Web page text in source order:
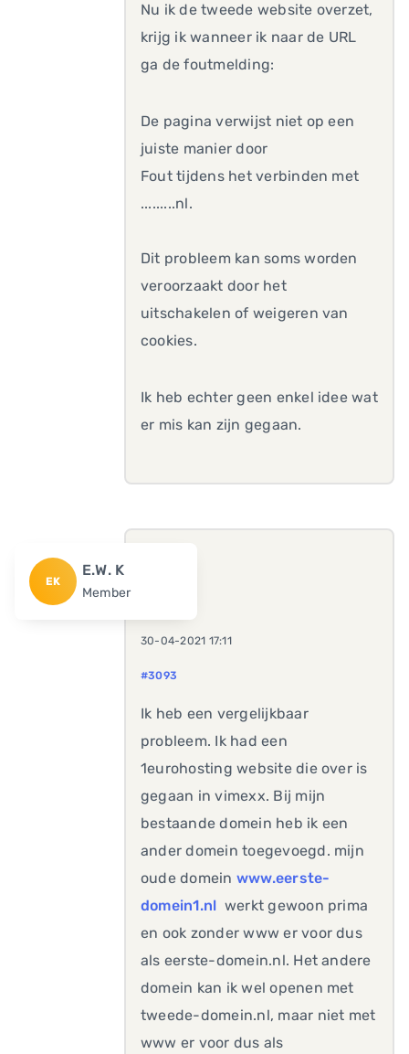
Nu ik de tweede website overzet,
krijg ik wanneer ik naar de URL
ga de foutmelding:
De pagina verwijst niet op een
juiste manier door
Fout tijdens het verbinden met
.........nl.
Dit probleem kan soms worden
veroorzaakt door het
uitschakelen of weigeren van
cookies.
Ik heb echter geen enkel idee wat
er mis kan zijn gegaan.
EK
E.W. K
Member
30-04-2021 17:11
#3093
Ik heb een vergelijkbaar
probleem. Ik had een
1eurohosting website die over is
gegaan in vimexx. Bij mijn
bestaande domein heb ik een
ander domein toegevoegd. mijn
oude domein www.eerste-
domein1.nl werkt gewoon prima
en ook zonder www er voor dus
als eerste-domein.nl. Het andere
domein kan ik wel openen met
tweede-domein.nl, maar niet met
www er voor dus als